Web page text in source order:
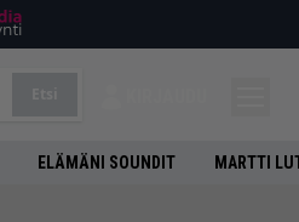
ELÄMÄNI SOUNDIT MARTTI